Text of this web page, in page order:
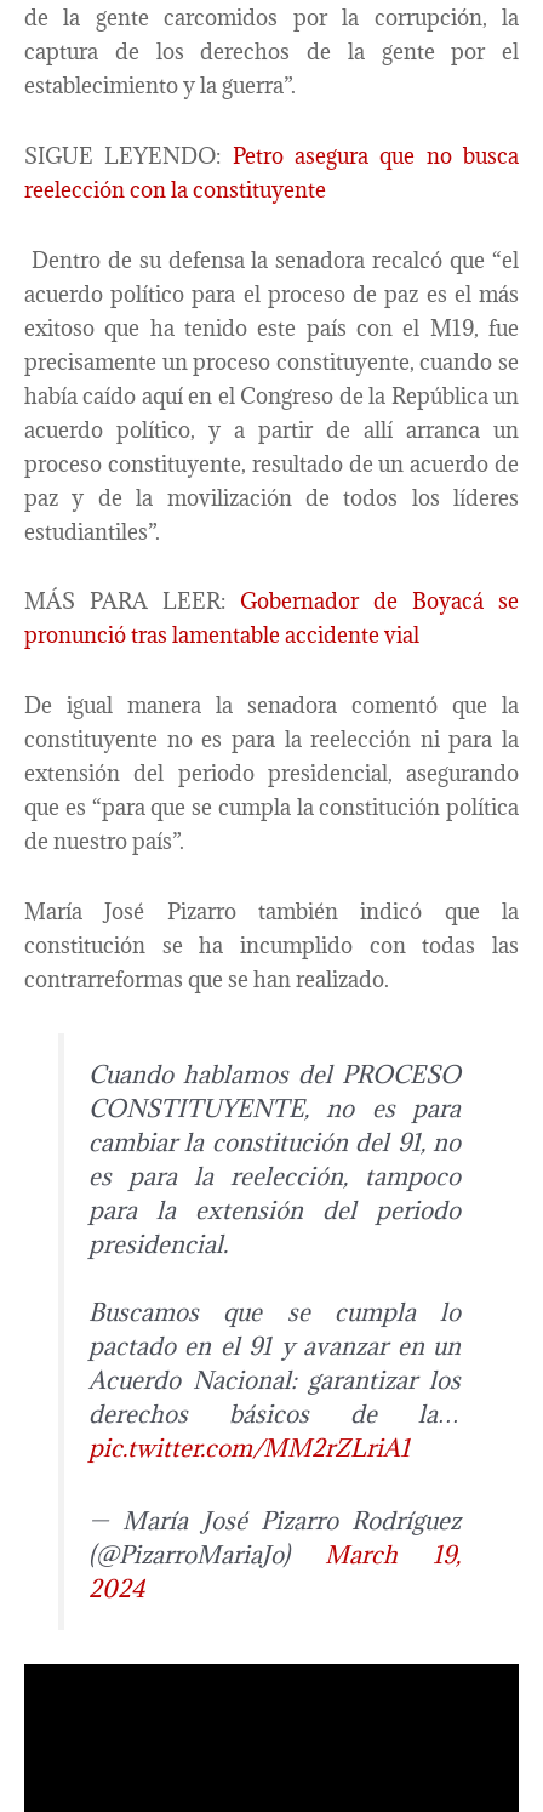
de la gente carcomidos por la corrupción, la
captura de los derechos de la gente por el
establecimiento y la guerra”.
SIGUE LEYENDO: Petro asegura que no busca
reelección con la constituyente
Dentro de su defensa la senadora recalcó que “el
acuerdo político para el proceso de paz es el más
exitoso que ha tenido este país con el M19, fue
precisamente un proceso constituyente, cuando se
había caído aquí en el Congreso de la República un
acuerdo político, y a partir de allí arranca un
proceso constituyente, resultado de un acuerdo de
paz y de la movilización de todos los líderes
estudiantiles”.
MÁS PARA LEER: Gobernador de Boyacá se
pronunció tras lamentable accidente vial
De igual manera la senadora comentó que la
constituyente no es para la reelección ni para la
extensión del periodo presidencial, asegurando
que es “para que se cumpla la constitución política
de nuestro país”.
María José Pizarro también indicó que la
constitución se ha incumplido con todas las
contrarreformas que se han realizado.
Cuando hablamos del PROCESO
CONSTITUYENTE, no es para
cambiar la constitución del 91, no
es para la reelección, tampoco
para la extensión del periodo
presidencial.
Buscamos que se cumpla lo
pactado en el 91 y avanzar en un
Acuerdo Nacional: garantizar los
derechos básicos de la…
pic.twitter.com/MM2rZLriA1
— María José Pizarro Rodríguez
(@PizarroMariaJo) March 19,
2024